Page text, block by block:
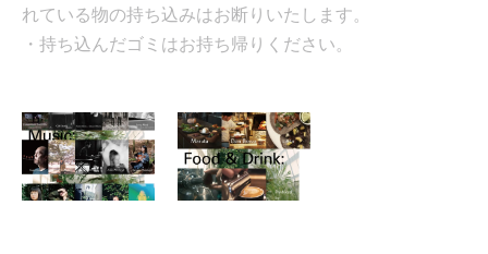
れている物の持ち込みはお断りいたします。
・持ち込んだゴミはお持ち帰りください。